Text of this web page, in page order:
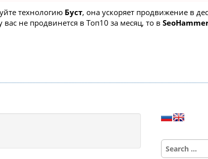
технологию Буст, она ускоряет продвижение в
не продвинется в Топ10 за месяц, то в
S
e